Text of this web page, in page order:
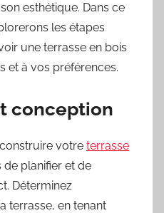
esthétique. Dans ce
les étapes
une terrasse en bois
et à vos préférences.
conception
votre terrasse
de planifier et de
Déterminez
terrasse, en tenant